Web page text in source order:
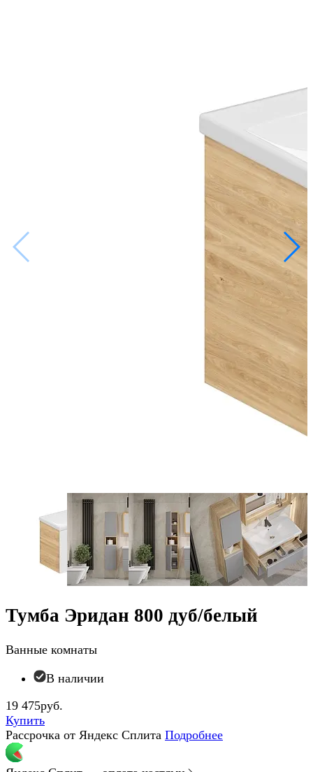
Тумба Эридан 800 дуб/белый
Ванные комнаты
В наличии
19 475руб.
Купить
Рассрочка от Яндекс Сплита Подробнее